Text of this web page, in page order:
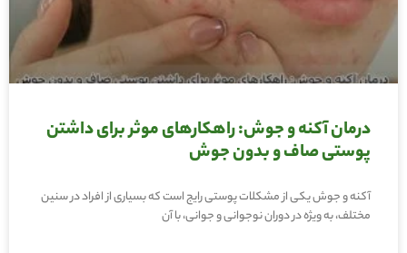
درمان آکنه و جوش: راهکارهای موثر برای داشتن
پوستی صاف و بدون جوش
آکنه و جوش یکی از مشکلات پوستی رایج است که بسیاری از افراد در سنین
مختلف، به ویژه در دوران نوجوانی و جوانی، با آن